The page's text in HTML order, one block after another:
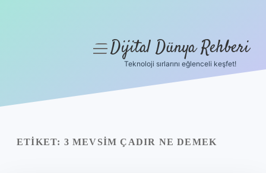
Yasal Uyarı
menüyüDijital Dünya Rehberi
Teknoloji sırlarını eğlenceli keşfet!
ETIKET: 3 MEVSIM ÇADIR NE DEMEK